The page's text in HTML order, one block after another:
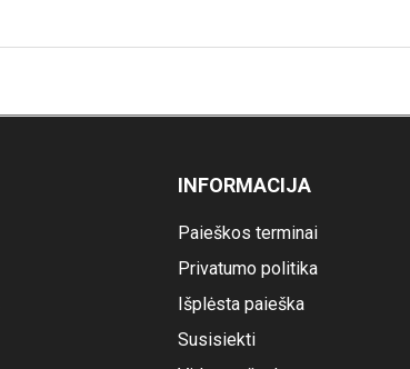
INFORMACIJA
Paieškos terminai
Privatumo politika
Išplėsta paieška
Susisiekti